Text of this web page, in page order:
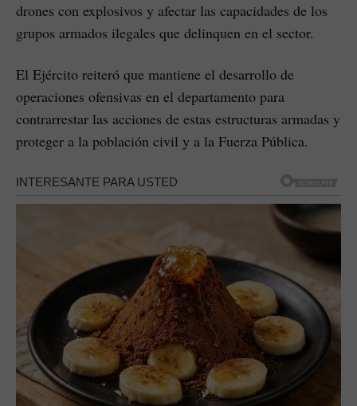
drones con explosivos y afectar las capacidades de los
grupos armados ilegales que delinquen en el sector.
El Ejército reiteró que mantiene el desarrollo de
operaciones ofensivas en el departamento para
contrarrestar las acciones de estas estructuras armadas y
proteger a la población civil y a la Fuerza Pública.